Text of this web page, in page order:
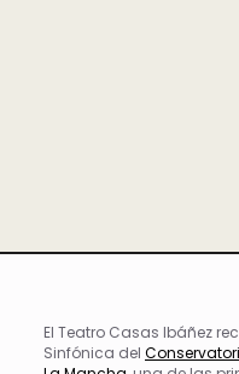
El Teatro Casas Ibáñez
Sinfónica del